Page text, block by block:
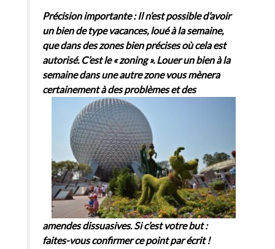
Précision importante : Il n’est possible d’avoir
un bien de type vacances, loué à la semaine,
que dans des zones bien précises où cela est
autorisé. C’est le « zoning ». Louer un bien à la
semaine dans une autre zone vous mènera
certainement à des problèmes etdes
amendes dissuasives. Si c’est votre but :
faites-vous confirmer ce point par écrit !